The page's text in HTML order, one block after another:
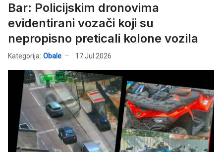
Bar: Policijskim dronovima
evidentirani vozači koji su
nepropisno preticali kolone vozila
Kategorija: Obale 17 Jul 2026